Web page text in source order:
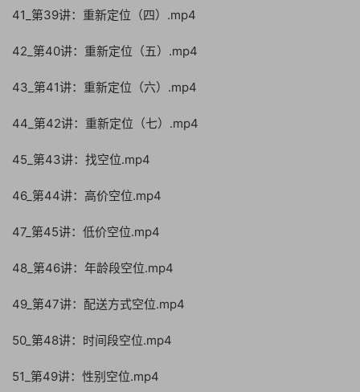
41_第39讲：重新定位（四）.mp4
42_第40讲：重新定位（五）.mp4
43_第41讲：重新定位（六）.mp4
44_第42讲：重新定位（七）.mp4
45_第43讲：找空位.mp4
46_第44讲：高价空位.mp4
47_第45讲：低价空位.mp4
48_第46讲：年龄段空位.mp4
49_第47讲：配送方式空位.mp4
50_第48讲：时间段空位.mp4
51_第49讲：性别空位.mp4